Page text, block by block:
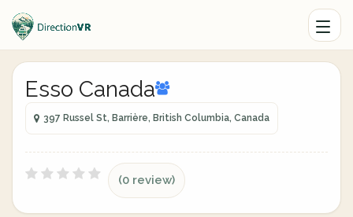
Esso Canada
397 Russel St, Barrière, British Columbia, Canada
(0 review)